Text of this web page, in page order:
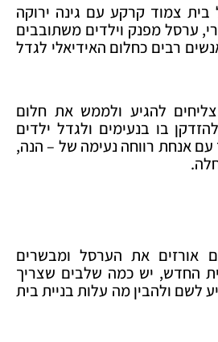
צמוד קרקע עם גינה ירוקה
ערסל מפנק וילדים משתובבים
רבים כחלום האידיאלי לגדל
להגיע ולממש את חלום
בו בנעימים ולגדל ילדים
עם אנחת רווחה נעימה של – הנה,
אורזים את הערסל ומבשרים
החדש, יש כמה שלבים שצריך
לשם ולהבין מה עלות בניית בית